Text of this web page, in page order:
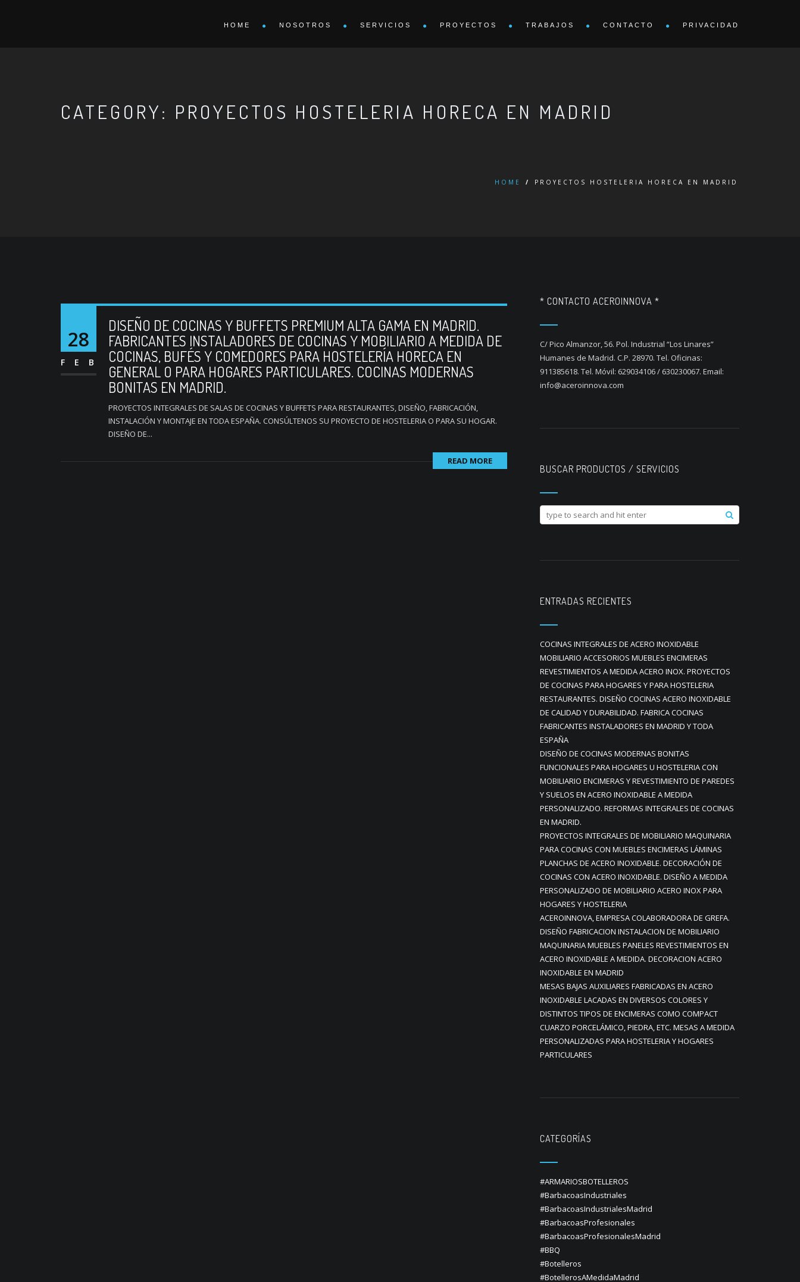
HOME NOSOTROS SERVICIOS PROYECTOS TRABAJOS CONTACTO PRIVACIDAD
CATEGORY: PROYECTOS HOSTELERIA HORECA EN MADRID
HOME / PROYECTOS HOSTELERIA HORECA EN MADRID
28
FEB
DISEÑO DE COCINAS Y BUFFETS PREMIUM ALTA GAMA EN MADRID.
FABRICANTES INSTALADORES DE COCINAS Y MOBILIARIO A MEDIDA DE
COCINAS, BUFÉS Y COMEDORES PARA HOSTELERÍA HORECA EN
GENERAL O PARA HOGARES PARTICULARES. COCINAS MODERNAS
BONITAS EN MADRID.
PROYECTOS INTEGRALES DE SALAS DE COCINAS Y BUFFETS PARA RESTAURANTES, DISEÑO, FABRICACIÓN,
INSTALACIÓN Y MONTAJE EN TODA ESPAÑA. CONSÚLTENOS SU PROYECTO DE HOSTELERIA O PARA SU HOGAR.
DISEÑO DE...
READ MORE
* CONTACTO ACEROINNOVA *
C/ Pico Almanzor, 56. Pol. Industrial “Los Linares”
Humanes de Madrid. C.P. 28970. Tel. Oficinas:
911385618. Tel. Móvil: 629034106 / 630230067. Email:
info@aceroinnova.com
BUSCAR PRODUCTOS / SERVICIOS
ENTRADAS RECIENTES
COCINAS INTEGRALES DE ACERO INOXIDABLE
MOBILIARIO ACCESORIOS MUEBLES ENCIMERAS
REVESTIMIENTOS A MEDIDA ACERO INOX. PROYECTOS
DE COCINAS PARA HOGARES Y PARA HOSTELERIA
RESTAURANTES. DISEÑO COCINAS ACERO INOXIDABLE
DE CALIDAD Y DURABILIDAD. FABRICA COCINAS
FABRICANTES INSTALADORES EN MADRID Y TODA
ESPAÑA
DISEÑO DE COCINAS MODERNAS BONITAS
FUNCIONALES PARA HOGARES U HOSTELERIA CON
MOBILIARIO ENCIMERAS Y REVESTIMIENTO DE PAREDES
Y SUELOS EN ACERO INOXIDABLE A MEDIDA
PERSONALIZADO. REFORMAS INTEGRALES DE COCINAS
EN MADRID.
PROYECTOS INTEGRALES DE MOBILIARIO MAQUINARIA
PARA COCINAS CON MUEBLES ENCIMERAS LÁMINAS
PLANCHAS DE ACERO INOXIDABLE. DECORACIÓN DE
COCINAS CON ACERO INOXIDABLE. DISEÑO A MEDIDA
PERSONALIZADO DE MOBILIARIO ACERO INOX PARA
HOGARES Y HOSTELERIA
ACEROINNOVA, EMPRESA COLABORADORA DE GREFA.
DISEÑO FABRICACION INSTALACION DE MOBILIARIO
MAQUINARIA MUEBLES PANELES REVESTIMIENTOS EN
ACERO INOXIDABLE A MEDIDA. DECORACION ACERO
INOXIDABLE EN MADRID
MESAS BAJAS AUXILIARES FABRICADAS EN ACERO
INOXIDABLE LACADAS EN DIVERSOS COLORES Y
DISTINTOS TIPOS DE ENCIMERAS COMO COMPACT
CUARZO PORCELÁMICO, PIEDRA, ETC. MESAS A MEDIDA
PERSONALIZADAS PARA HOSTELERIA Y HOGARES
PARTICULARES
CATEGORÍAS
#ARMARIOSBOTELLEROS
#BarbacoasIndustriales
#BarbacoasIndustrialesMadrid
#BarbacoasProfesionales
#BarbacoasProfesionalesMadrid
#BBQ
#Botelleros
#BotellerosAMedidaMadrid